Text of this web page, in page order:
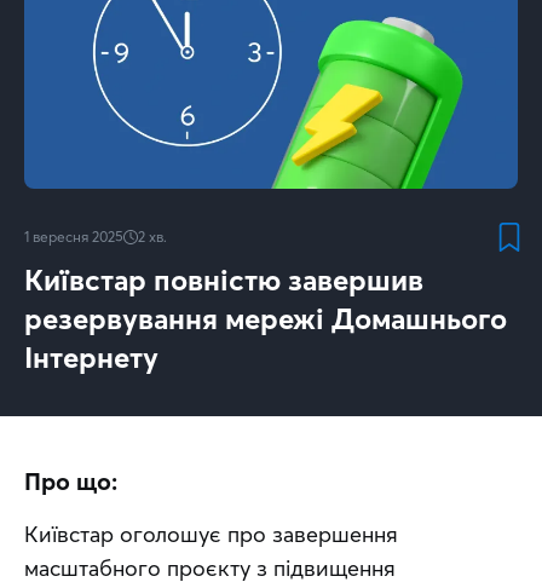
1 вересня 2025 2 хв.
Київстар повністю завершив
резервування мережі Домашнього
Інтернету
Про що:
Київстар оголошує про завершення
масштабного проєкту з підвищення